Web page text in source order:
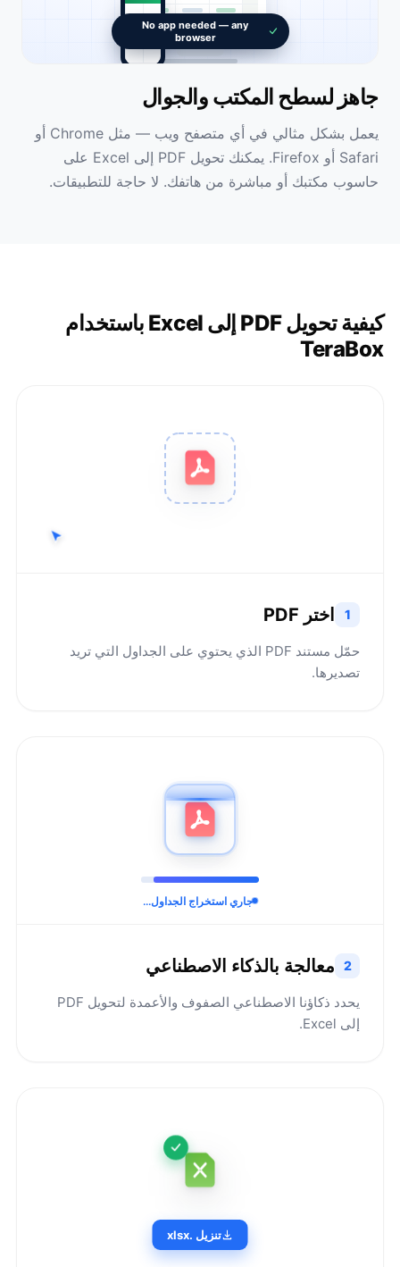
No app needed — any
browser
جاهز لسطح المكتب والجوال
يعمل بشكل مثالي في أي متصفح ويب — مثل Chrome أو
Safari أو Firefox. يمكنك تحويل PDF إلى Excel على
حاسوب مكتبك أو مباشرة من هاتفك. لا حاجة للتطبيقات.
كيفية تحويل PDF إلى Excel باستخدام
TeraBox
1 اختر PDF
حمّل مستند PDF الذي يحتوي على الجداول التي تريد
تصديرها.
جاري استخراج الجداول...
2 معالجة بالذكاء الاصطناعي
يحدد ذكاؤنا الاصطناعي الصفوف والأعمدة لتحويل PDF
إلى Excel.
تنزيل .xlsx